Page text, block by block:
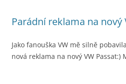
Parádní reklama na nový
Jako fanouška VW mě silně
nová reklama na nový VW Passat:)